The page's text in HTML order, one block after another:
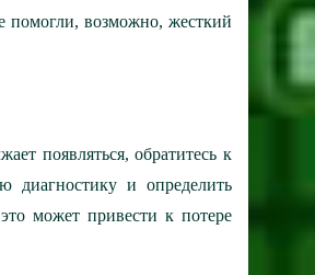
помогли, возможно, жесткий
появляться, обратитесь к
диагностику и определить
может привести к потере